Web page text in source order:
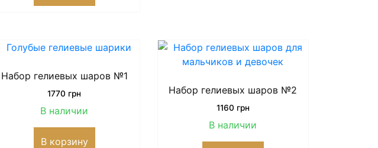
Набор гелиевых шаров №1
1770 грн
В наличии
В корзину
Набор гелиевых шаров №2
1160 грн
В наличии